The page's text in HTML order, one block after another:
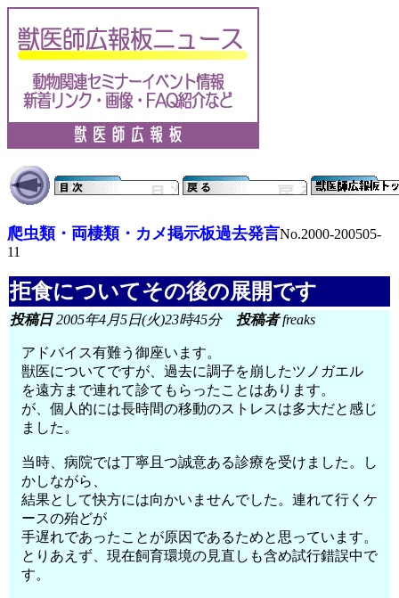
爬虫類・両棲類・カメ掲示板過去発言No.2000-200505-
11
拒食についてその後の展開です
投稿日2005年4月5日(火)23時45分 投稿者freaks
アドバイス有難う御座います。
獣医についてですが、過去に調子を崩したツノガエル
を遠方まで連れて診てもらったことはあります。
が、個人的には長時間の移動のストレスは多大だと感じ
ました。
当時、病院では丁寧且つ誠意ある診療を受けました。し
かしながら、
結果として快方には向かいませんでした。連れて行くケ
ースの殆どが
手遅れであったことが原因であるためと思っています。
とりあえず、現在飼育環境の見直しも含め試行錯誤中で
す。